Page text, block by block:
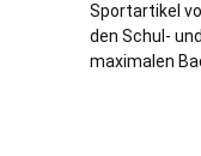
Sportartikel
den Schul-
maximalen